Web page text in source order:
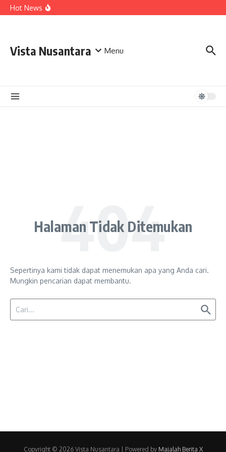
Lewati ke konten
Hot News
Vista Nusantara Menu
Halaman Tidak Ditemukan
Sepertinya kami tidak dapat menemukan apa yang Anda cari.
Mungkin pencarian dapat membantu.
Copyright © 2026 Vista Nusantara | Powered by Majalah Berita X